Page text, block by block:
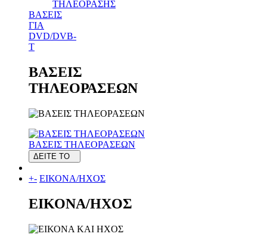
ΤΗΛΕΟΡΑΣΗΣ
ΒΑΣΕΙΣ
ΓΙΑ
DVD/DVB-
T
ΒΑΣΕΙΣ
ΤΗΛΕΟΡΑΣΕΩΝ
ΒΑΣΕΙΣ ΤΗΛΕΟΡΑΣΕΩΝ
ΔΕΙΤΕ ΤΟ
+- ΕΙΚΟΝΑ/ΗΧΟΣ
ΕΙΚΟΝΑ/ΗΧΟΣ